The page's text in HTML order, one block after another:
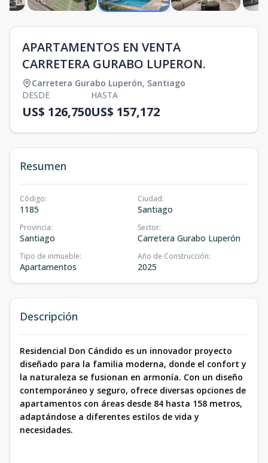
APARTAMENTOS EN VENTA
CARRETERA GURABO LUPERON.
Carretera Gurabo Luperón, Santiago
DESDE
US$ 126,750
HASTA
US$ 157,172
Resumen
Código:
1185
Ciudad:
Santiago
Provincia:
Santiago
Sector:
Carretera Gurabo Luperón
Tipo de inmueble:
Apartamentos
Año de Construcción:
2025
Descripción
Residencial Don Cándido es un innovador proyecto
diseñado para la familia moderna, donde el confort y
la naturaleza se fusionan en armonía. Con un diseño
contemporáneo y seguro, ofrece diversas opciones de
apartamentos con áreas desde 84 hasta 158 metros,
adaptándose a diferentes estilos de vida y
necesidades.